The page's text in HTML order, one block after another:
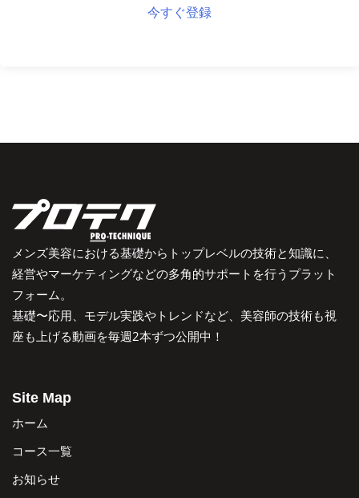
今すぐ登録
メンズ美容における基礎からトップレベルの技術と知識に、
経営やマーケティングなどの多角的サポートを行うプラット
フォーム。
基礎〜応用、モデル実践やトレンドなど、美容師の技術も視
座も上げる動画を毎週2本ずつ公開中！
Site Map
ホーム
コース一覧
お知らせ